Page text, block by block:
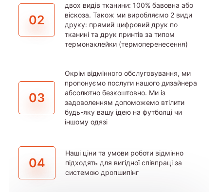
02
двох видів тканини: 100% бавовна або
віскоза. Також ми виробляємо 2 види
друку: прямий цифровий друк по
тканині та друк принтів за типом
термонаклейки (термоперенесення)
03
Окрім відмінного обслуговування, ми
пропонуємо послуги нашого дизайнера
абсолютно безкоштовно. Ми із
задоволенням допоможемо втілити
будь-яку вашу ідею на футболці чи
іншому одязі
04
Наші ціни та умови роботи відмінно
підходять для вигідної співпраці за
системою дропшипінг